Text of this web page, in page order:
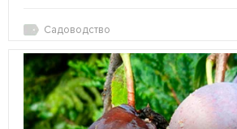
Садоводство